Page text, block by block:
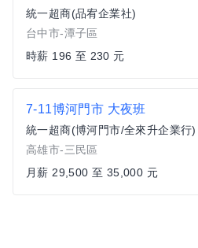
統一超商(品宥企業社)
台中市-潭子區
時薪 196 至 230 元
7-11博河門市 大夜班
統一超商(博河門市/全來升企業行)
高雄市-三民區
月薪 29,500 至 35,000 元